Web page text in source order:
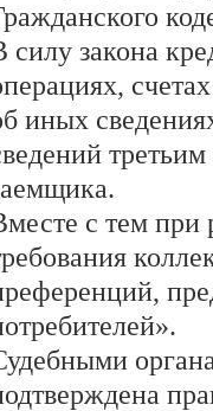
силу закона
иных
с тем при